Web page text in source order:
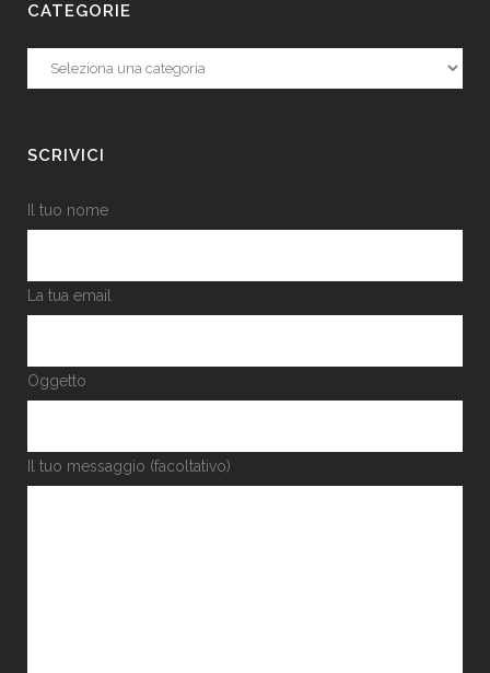
CATEGORIE
Categorie
SCRIVICI
Il tuo nome
La tua email
Oggetto
Il tuo messaggio (facoltativo)